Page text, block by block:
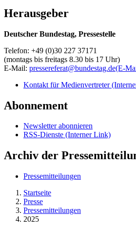
Herausgeber
Deutscher Bundestag, Pressestelle
Telefon: +49 (0)30 227 37171
(montags bis freitags 8.30 bis 17 Uhr)
E-Mail: pressereferat@bundestag.de(E-
Kontakt für Medienvertreter
Abonnement
Newsletter abonnieren
RSS-Dienste (Interner Link)
Archiv der
Pressemitteilungen
Startseite
Presse
Pressemitteilungen
2025